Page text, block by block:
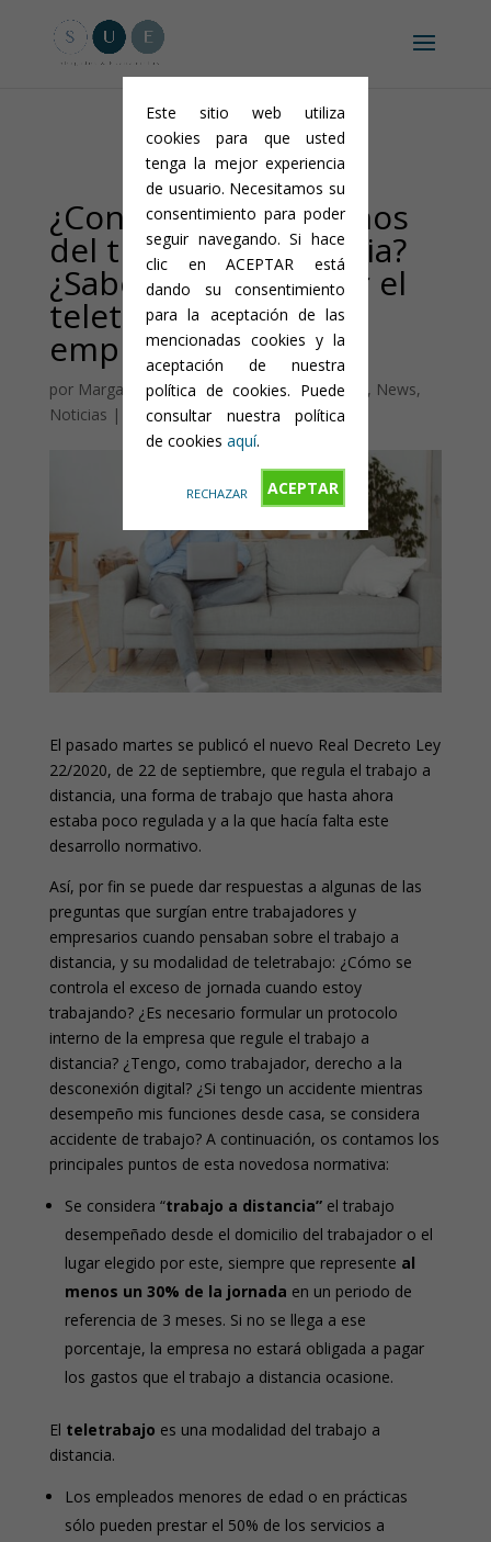
Este sitio web utiliza
cookies para que usted
tenga la mejor experiencia
de usuario. Necesitamos su
consentimiento para poder
seguir navegando. Si hace
clic en ACEPTAR está
dando su consentimiento
para la aceptación de las
mencionadas cookies y la
aceptación de nuestra
política de cookies. Puede
consultar nuestra política
de cookies aquí.
ACEPTAR
RECHAZAR
de cookies
¿Conoces tus derechos
del trabajo a distancia?
¿Sabes cómo regular el
teletrabajo en tu
empresa?
por Marga Murcia|Oct 2, 2020| Actualidad , News,
Noticias | 0 Comentarios
El pasado martes se publicó el nuevo Real Decreto Ley
22/2020, de 22 de septiembre, que regula el trabajo a
distancia, una forma de trabajo que hasta ahora
estaba poco regulada y a la que hacía falta este
desarrollo normativo.
Así, por fin se puede dar respuestas a algunas de las
preguntas que surgían entre trabajadores y
empresarios cuando pensaban sobre el trabajo a
distancia, y su modalidad de teletrabajo: ¿Cómo se
controla el exceso de jornada cuando estoy
trabajando? ¿Es necesario formular un protocolo
interno de la empresa que regule el trabajo a
distancia? ¿Tengo, como trabajador, derecho a la
desconexión digital? ¿Si tengo un accidente mientras
desempeño mis funciones desde casa, se considera
accidente de trabajo? A continuación, os contamos los
principales puntos de esta novedosa normativa:
Se considera “trabajo a distancia”el trabajo
desempeñado desde el domicilio del trabajador o el
lugar elegido por este, siempre que represente al
menos un 30% de la jornada en un periodo de
referencia de 3 meses. Si no se llega a ese
porcentaje, la empresa no estará obligada a pagar
los gastos que el trabajo a distancia ocasione.
El teletrabajo es una modalidad del trabajo a
distancia.
Los empleados menores de edad o en prácticas
sólo pueden prestar el 50% de los servicios a